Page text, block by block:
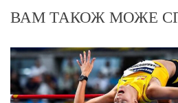
ВАМ ТАКОЖ МОЖЕ